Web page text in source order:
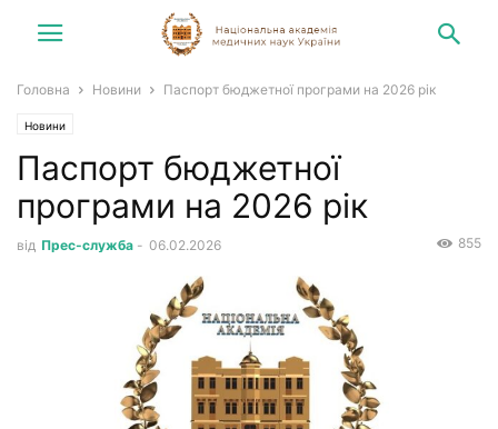
Головна Новини Паспорт бюджетної програми на 2026 рік
Новини
Паспорт бюджетної
програми на 2026 рік
від Прес-служба - 06.02.2026 855